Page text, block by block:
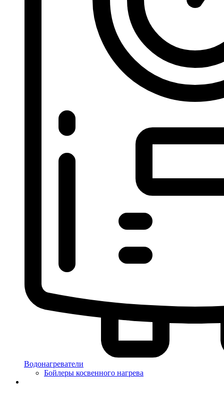
Водонагреватели
Бойлеры косвенного нагрева